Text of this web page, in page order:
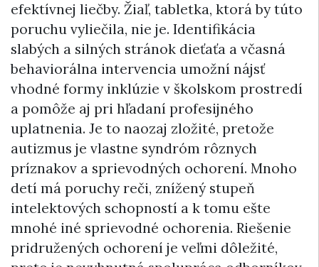
efektívnej liečby. Žiaľ, tabletka, ktorá by túto
poruchu vyliečila, nie je. Identifikácia
slabých a silných stránok dieťaťa a včasná
behaviorálna intervencia umožní nájsť
vhodné formy inklúzie v školskom prostredí
a pomôže aj pri hľadaní profesijného
uplatnenia. Je to naozaj zložité, pretože
autizmus je vlastne syndróm rôznych
príznakov a sprievodných ochorení. Mnoho
detí má poruchy reči, znížený stupeň
intelektových schopností a k tomu ešte
mnohé iné sprievodné ochorenia. Riešenie
pridružených ochorení je veľmi dôležité,